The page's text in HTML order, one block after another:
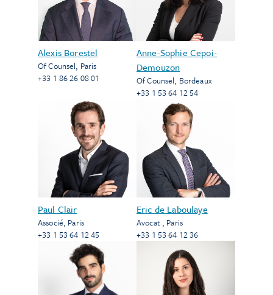
Alexis Borestel
Of Counsel, Paris
+33 1 86 26 08 01
Anne-Sophie Cepoi-
Demouzon
Of Counsel, Bordeaux
+33 1 53 64 12 54
Paul Clair
Associé, Paris
+33 1 53 64 12 45
Eric de Laboulaye
Avocat , Paris
+33 1 53 64 12 36